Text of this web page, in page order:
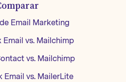
Email Marketing
Email vs. Mailchimp
vs. Mailchimp
Email vs. MailerLite